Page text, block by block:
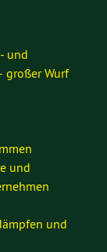
und
großer Wurf
und
und